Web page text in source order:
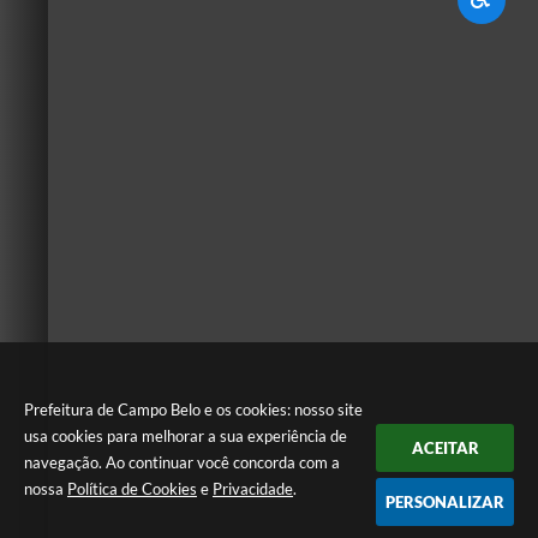
Prefeitura de Campo Belo e os cookies: nosso site
usa cookies para melhorar a sua experiência de
navegação. Ao continuar você concorda com a
nossa Política de Cookies e Privacidade.
ACEITAR
PERSONALIZAR